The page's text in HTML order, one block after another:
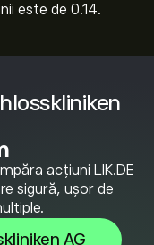
acțiuni LIK.DE
sigură, ușor de
AG
este de 0.14.